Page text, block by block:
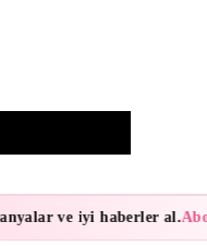
ve iyi haberler al.